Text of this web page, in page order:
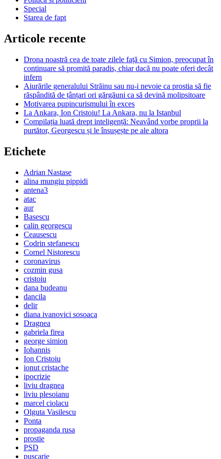
Special
Starea de fapt
Articole recente
Drona noastră cea de toate zilele față cu Simion, preocupat în
continuare să promită paradis, chiar dacă nu poate oferi decât
infern
Aiurările generalului Străinu sau nu-i nevoie ca prostia să fie
răspândită de țânțari ori gărgăuni ca să devină molipsitoare
Motivarea pupincurismului în exces
La Ankara, Ion Cristoiu! La Ankara, nu la Istanbul
Compilația luată drept inteligență: Neavând vorbe proprii la
purtător, Georgescu și le însușește pe ale altora
Etichete
Adrian Nastase
alina mungiu pippidi
antena3
atac
aur
Basescu
calin georgescu
Ceausescu
Codrin stefanescu
Cornel Nistorescu
coronavirus
cozmin gusa
cristoiu
dana budeanu
dancila
delir
diana ivanovici sosoaca
Dragnea
gabriela firea
george simion
Iohannis
Ion Cristoiu
ionut cristache
ipocrizie
liviu dragnea
liviu plesoianu
marcel ciolacu
Olguta Vasilescu
Ponta
propaganda rusa
prostie
PSD
puscarie